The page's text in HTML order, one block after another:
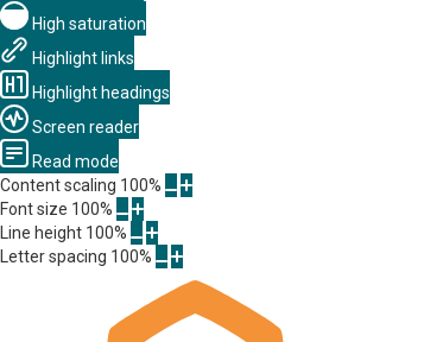
High saturation
Highlight links
Highlight headings
Screen reader
Read mode
Content scaling 100%
Font size 100%
Line height 100%
Letter spacing 100%